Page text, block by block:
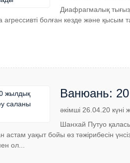
Диафрагмалық
агрессивті болған кезде және
Ванюань:
әкімші 26.04.20 күні
Шанхай Путуо
уақыт бойы өз тәжірибесін
ол...